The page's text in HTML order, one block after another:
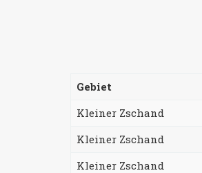
Gebiet
Kleiner Zschand
Kleiner Zschand
Kleiner Zschand